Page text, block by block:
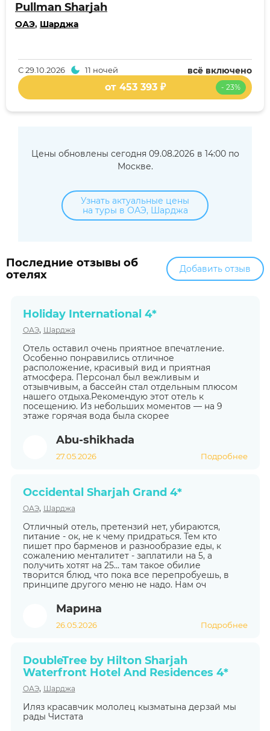
Pullman Sharjah
ОАЭ, Шарджа
всё включено
С29.10.2026 11 ночей
- 23%
от 453 393 ₽
Цены обновлены сегодня 09.08.2026 в 14:00 по
Москве.
Узнать актуальные цены
на туры в ОАЭ, Шарджа
Последние отзывы об
отелях
Добавить отзыв
Holiday International 4*
ОАЭ, Шарджа
Отель оставил очень приятное впечатление.
Особенно понравились отличное
расположение, красивый вид и приятная
атмосфера. Персонал был вежливым и
отзывчивым, а бассейн стал отдельным плюсом
нашего отдыха.Рекомендую этот отель к
посещению. Из небольших моментов — на 9
этаже горячая вода была скорее
Abu-shikhada
27.05.2026 Подробнее
Occidental Sharjah Grand 4*
ОАЭ, Шарджа
Отличный отель, претензий нет, убираются,
питание - ок, не к чему придраться. Тем кто
пишет про барменов и разнообразие еды, к
сожалению менталитет - заплатили на 5, а
получить хотят на 25... там такое обилие
творится блюд, что пока все перепробуешь, в
принципе другого меню не надо. Нам оч
Марина
26.05.2026 Подробнее
DoubleTree by Hilton Sharjah
Waterfront Hotel And Residences 4*
ОАЭ, Шарджа
Иляз красавчик мололец кызматына дерзай мы
рады Чистата